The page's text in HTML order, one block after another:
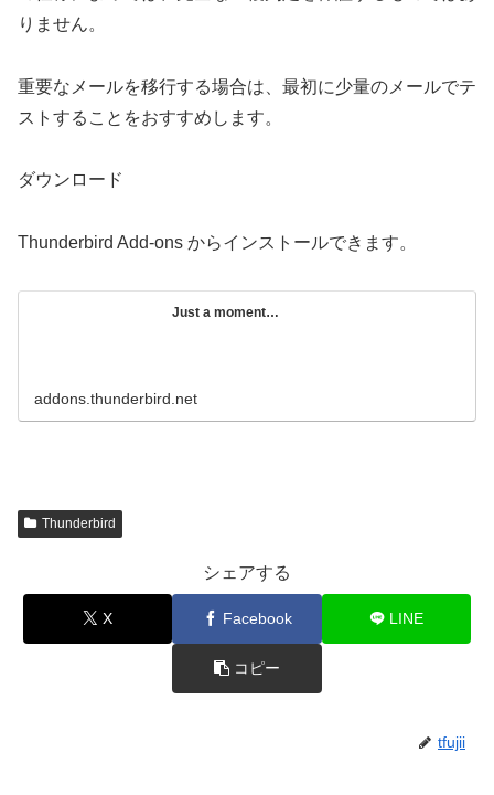
りません。
重要なメールを移行する場合は、最初に少量のメールでテ
ストすることをおすすめします。
ダウンロード
Thunderbird Add-ons からインストールできます。
Just a moment…
addons.thunderbird.net
Thunderbird
シェアする
X Facebook LINE
コピー
tfujii